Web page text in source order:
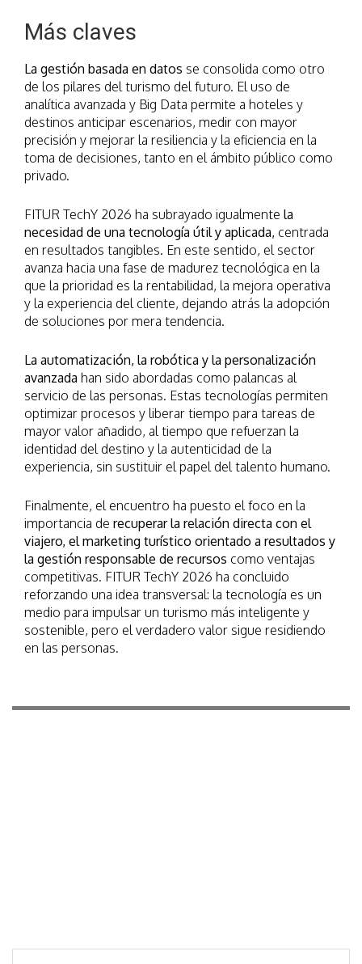
Más claves
La gestión basada en datos se consolida como otro
de los pilares del turismo del futuro. El uso de
analítica avanzada y Big Data permite a hoteles y
destinos anticipar escenarios, medir con mayor
precisión y mejorar la resiliencia y la eficiencia en la
toma de decisiones, tanto en el ámbito público como
privado.
FITUR TechY 2026 ha subrayado igualmente la
necesidad de una tecnología útil y aplicada, centrada
en resultados tangibles. En este sentido, el sector
avanza hacia una fase de madurez tecnológica en la
que la prioridad es la rentabilidad, la mejora operativa
y la experiencia del cliente, dejando atrás la adopción
de soluciones por mera tendencia.
La automatización, la robótica y la personalización
avanzada han sido abordadas como palancas al
servicio de las personas. Estas tecnologías permiten
optimizar procesos y liberar tiempo para tareas de
mayor valor añadido, al tiempo que refuerzan la
identidad del destino y la autenticidad de la
experiencia, sin sustituir el papel del talento humano.
Finalmente, el encuentro ha puesto el foco en la
importancia de recuperar la relación directa con el
viajero, el marketing turístico orientado a resultados y
la gestión responsable de recursos como ventajas
competitivas. FITUR TechY 2026 ha concluido
reforzando una idea transversal: la tecnología es un
medio para impulsar un turismo más inteligente y
sostenible, pero el verdadero valor sigue residiendo
en las personas.